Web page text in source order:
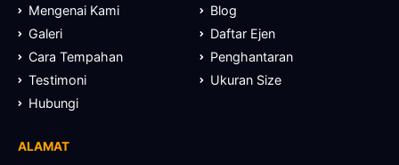
Mengenai Kami
Blog
Galeri
Daftar Ejen
Cara Tempahan
Penghantaran
Testimoni
Ukuran Size
Hubungi
ALAMAT